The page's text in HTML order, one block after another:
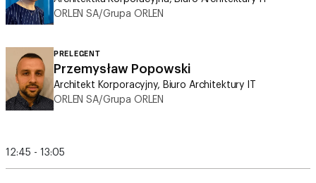
ORLEN SA/Grupa ORLEN
PRELEGENT
Przemysław Popowski
Architekt Korporacyjny, Biuro Architektury IT
ORLEN SA/Grupa ORLEN
12:45 - 13:05